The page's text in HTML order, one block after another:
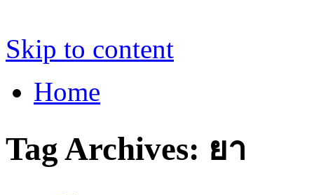
Skip to content
Home
Tag Archives: ยา